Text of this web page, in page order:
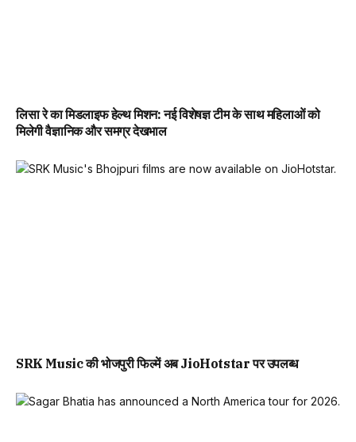
लिसा रे का मिडलाइफ हेल्थ मिशन: नई विशेषज्ञ टीम के साथ महिलाओं को
मिलेगी वैज्ञानिक और समग्र देखभाल
SRK Music की भोजपुरी फिल्में अब JioHotstar पर उपलब्ध